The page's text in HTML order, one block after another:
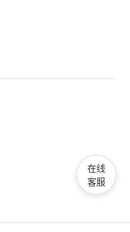
在线
客服